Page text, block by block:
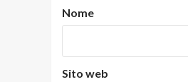
Nome
Sito web